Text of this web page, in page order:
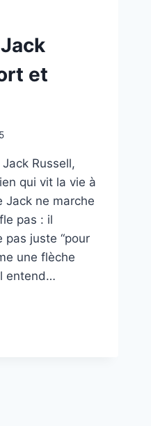
et
Russell,
qui vit la vie à
Jack ne marche
pas : il
pas juste “pour
une flèche
entend…